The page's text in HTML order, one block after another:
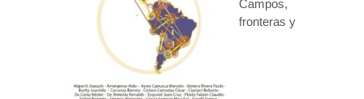
Campos,
fronteras y